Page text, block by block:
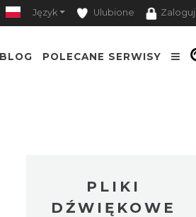
Język Ulubione Zaloguj
BLOG POLECANE SERWISY
PLIKI
DŹWIĘKOWE